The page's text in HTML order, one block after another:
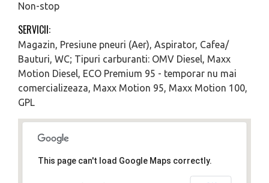
Non-stop
SERVICII:
Magazin, Presiune pneuri (Aer), Aspirator, Cafea/
Bauturi, WC; Tipuri carburanti: OMV Diesel, Maxx
Motion Diesel, ECO Premium 95 - temporar nu mai
comercializeaza, Maxx Motion 95, Maxx Motion 100,
GPL
This page can't load Google Maps correctly.